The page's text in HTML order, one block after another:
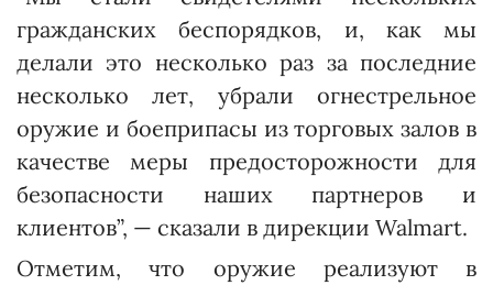
гражданских беспорядков, и, как мы
делали это несколько раз за последние
несколько лет, убрали огнестрельное
оружие и боеприпасы из торговых залов в
качестве меры предосторожности для
безопасности наших партнеров и
клиентов”, — сказали в дирекции Walmart.
Отметим, что оружие реализуют в